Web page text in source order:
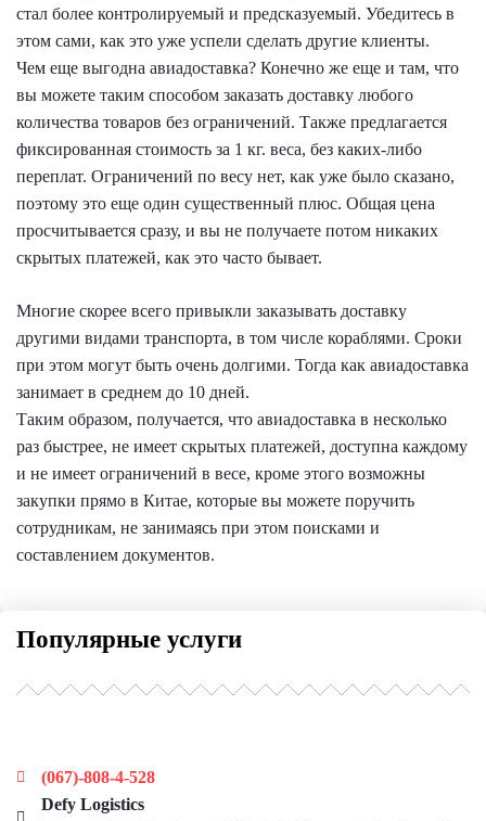
стал более контролируемый и предсказуемый. Убедитесь в
этом сами, как это уже успели сделать другие клиенты.
Чем еще выгодна авиадоставка? Конечно же еще и там, что
вы можете таким способом заказать доставку любого
количества товаров без ограничений. Также предлагается
фиксированная стоимость за 1 кг. веса, без каких-либо
переплат. Ограничений по весу нет, как уже было сказано,
поэтому это еще один существенный плюс. Общая цена
просчитывается сразу, и вы не получаете потом никаких
скрытых платежей, как это часто бывает.
Многие скорее всего привыкли заказывать доставку
другими видами транспорта, в том числе кораблями. Сроки
при этом могут быть очень долгими. Тогда как авиадоставка
занимает в среднем до 10 дней.
Таким образом, получается, что авиадоставка в несколько
раз быстрее, не имеет скрытых платежей, доступна каждому
и не имеет ограничений в весе, кроме этого возможны
закупки прямо в Китае, которые вы можете поручить
сотрудникам, не занимаясь при этом поисками и
составлением документов.
Популярные услуги
(067)-808-4-528
Defy Logistics